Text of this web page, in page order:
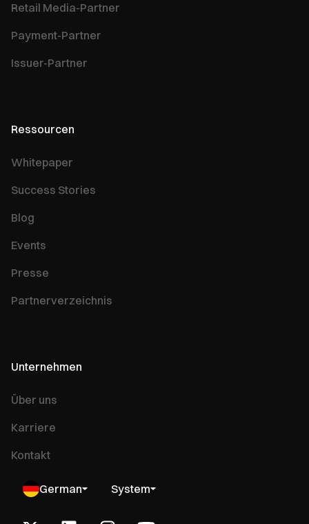
Retail Media-Partner
Payment-Partner
Issuer-Partner
Ressourcen
Whitepaper
Success Stories
Blog
Events
Presse
Partnerverzeichnis
Unternehmen
Über uns
Karriere
Kontakt
German System